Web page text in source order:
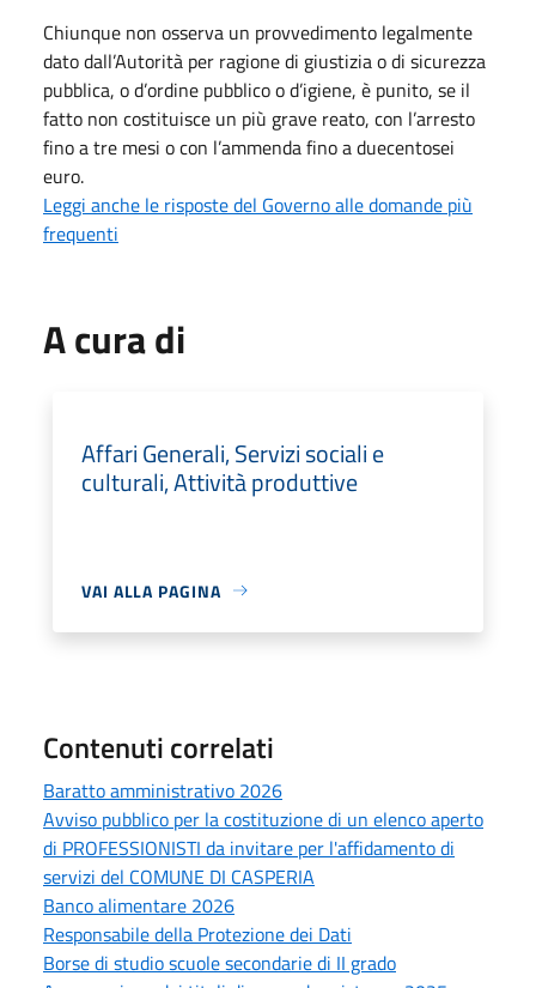
Chiunque non osserva un provvedimento legalmente
dato dall’Autorità per ragione di giustizia o di sicurezza
pubblica, o d’ordine pubblico o d’igiene, è punito, se il
fatto non costituisce un più grave reato, con l’arresto
fino a tre mesi o con l’ammenda fino a duecentosei
euro.
Leggi anche le risposte del Governo alle domande più
frequenti
A cura di
Affari Generali, Servizi sociali e
culturali, Attività produttive
VAI ALLA PAGINA
Contenuti correlati
Baratto amministrativo 2026
Avviso pubblico per la costituzione di un elenco aperto
di PROFESSIONISTI da invitare per l'affidamento di
servizi del COMUNE DI CASPERIA
Banco alimentare 2026
Responsabile della Protezione dei Dati
Borse di studio scuole secondarie di II grado